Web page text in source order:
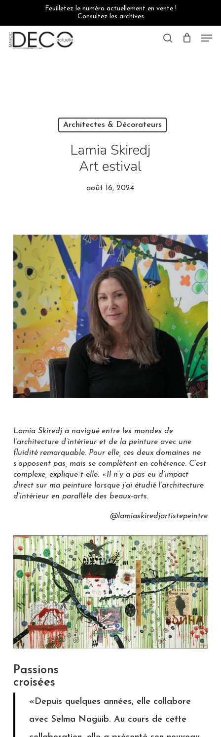
Feuilletez le numéro actuellement en vente !
Consultez les archives
search
Architectes & Décorateurs
Lamia Skiredj
Art estival
août 16, 2024
Lamia Skiredj a navigué entre les mondes de
l’architecture d’intérieur et de la peinture avec une
fluidité remarquable. Pour elle, ces deux domaines ne
s’opposent pas, mais se complètent en cohérence. C’est
complexe, explique-t-elle. «Il n’y a pas eu d’impact
direct sur ma peinture lorsque j’ai étudié l’architecture
d’intérieur en parallèle des beaux-arts.
@lamiaskiredjartistepeintre
Passions
croisées
«Depuis quelques années, elle collabore
avec Selma Naguib. Au cours de cette